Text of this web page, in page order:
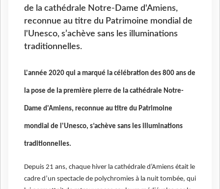
de la cathédrale Notre-Dame d'Amiens,
reconnue au titre du Patrimoine mondial de
l'Unesco, s’achève sans les illuminations
traditionnelles.
L'année 2020 qui a marqué la célébration des 800 ans de
la pose de la première pierre de la cathédrale Notre-
Dame d'Amiens, reconnue au titre du Patrimoine
mondial de l'Unesco, s’achève sans les illuminations
traditionnelles.
Depuis 21 ans, chaque hiver la cathédrale d’Amiens était le
cadre d’un spectacle de polychromies à la nuit tombée, qui